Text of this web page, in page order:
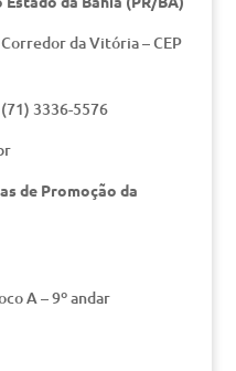
da Vitória – CEP
3336-5576
de Promoção da
A – 9º andar